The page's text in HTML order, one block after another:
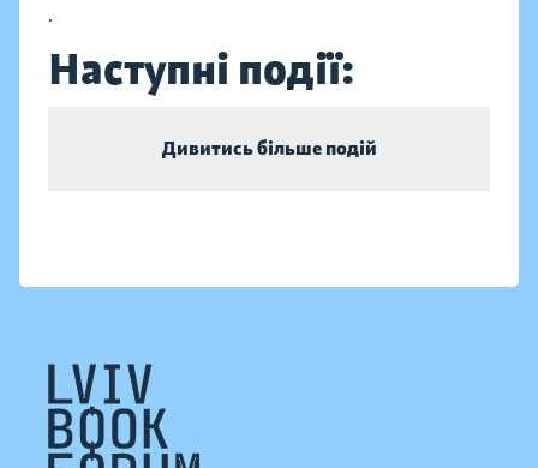
.
Наступні події:
Дивитись більше подій